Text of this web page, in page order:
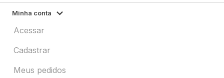
Minha conta
Acessar
Cadastrar
Meus pedidos